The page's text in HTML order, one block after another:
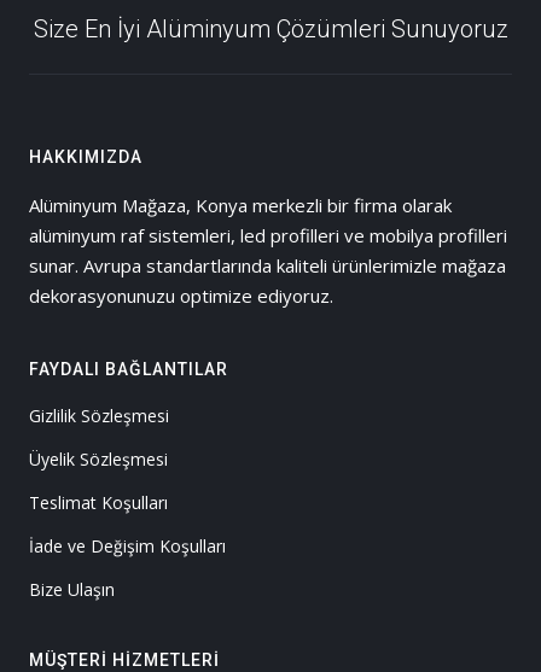
Size En İyi Alüminyum Çözümleri Sunuyoruz
HAKKIMIZDA
Alüminyum Mağaza, Konya merkezli bir firma olarak
alüminyum raf sistemleri, led profilleri ve mobilya profilleri
sunar. Avrupa standartlarında kaliteli ürünlerimizle mağaza
dekorasyonunuzu optimize ediyoruz.
FAYDALI BAĞLANTILAR
Gizlilik Sözleşmesi
Üyelik Sözleşmesi
Teslimat Koşulları
İade ve Değişim Koşulları
Bize Ulaşın
MÜŞTERI HIZMETLERI